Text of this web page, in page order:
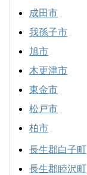
成田市
我孫子市
旭市
木更津市
東金市
松戸市
柏市
長生郡白子町
長生郡睦沢町